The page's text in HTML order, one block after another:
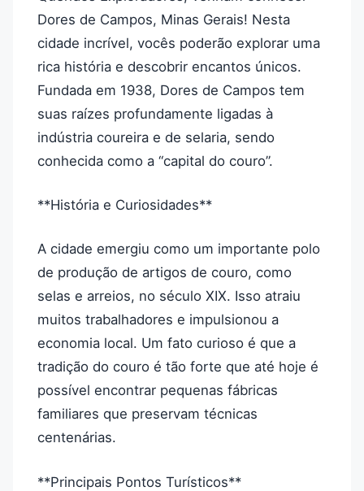
Dores de Campos, Minas Gerais! Nesta
cidade incrível, vocês poderão explorar uma
rica história e descobrir encantos únicos.
Fundada em 1938, Dores de Campos tem
suas raízes profundamente ligadas à
indústria coureira e de selaria, sendo
conhecida como a “capital do couro”.
**História e Curiosidades**
A cidade emergiu como um importante polo
de produção de artigos de couro, como
selas e arreios, no século XIX. Isso atraiu
muitos trabalhadores e impulsionou a
economia local. Um fato curioso é que a
tradição do couro é tão forte que até hoje é
possível encontrar pequenas fábricas
familiares que preservam técnicas
centenárias.
**Principais Pontos Turísticos**